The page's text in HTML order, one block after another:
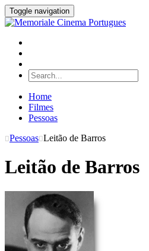
Toggle navigation
Home
Filmes
Pessoas
Pessoas Leitão de Barros
Leitão de Barros